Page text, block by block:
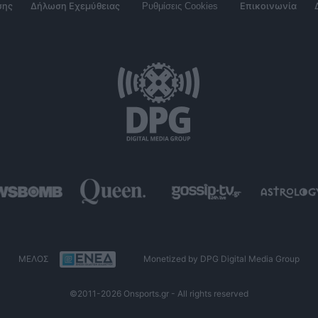
Δήλωση Εχεμύθειας Ρυθμίσεις Cookies Επικοινωνία
ΜΕΛΟΣ Monetized by DPG Digital Media Group
©2011-2026 Onsports.gr - All rights reserved